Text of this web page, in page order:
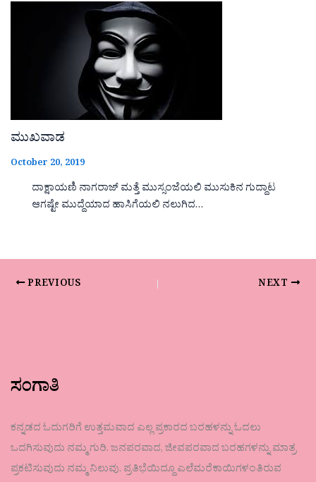
ಮುಖವಾಡ
October 20, 2019
ದಾಕ್ಷಾಯಣಿ ನಾಗರಾಜ್ ಮತ್ತೆ ಮುಸ್ಸಂಜೆಯಲಿ ಮುಸುಕಿನ ಗುದ್ದಾಟ
ಆಗಷ್ಟೇ ಮುದ್ದೆಯಾದ ಹಾಸಿಗೆಯಲಿ ನಲುಗಿದ…
PREVIOUS NEXT
ಸಂಗಾತಿ
ಕನ್ನಡದ ಓದುಗರಿಗೆ ಉತ್ತಮವಾದ ಎಲ್ಲ ಪ್ರಕಾರದ ಬರಹಳನ್ನು ಓದಲು
ಒದಗಿಸುವುದು ನಮ್ಮ ಗುರಿ. ಜನಪರವಾದ, ಜೀವಪರವಾದ ಬರಹಗಳನ್ನು ಮಾತ್ರ
ಪ್ರಕಟಿಸುವುದು ನಮ್ಮ ನಿಲುವು. ಪ್ರತಿಭೆಯಿದ್ದೂ ಎಲೆಮರೆಕಾಯಿಗಳಂತಿರುವ